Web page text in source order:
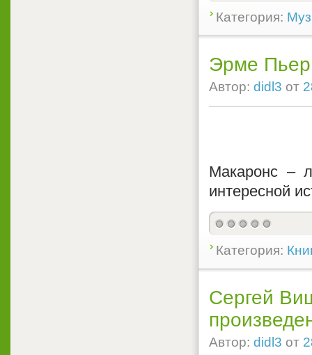
Категория:
Эрме
Автор: didl3 от
Макаронс –
интересной
Категория:
Сергей
Автор: didl3 от